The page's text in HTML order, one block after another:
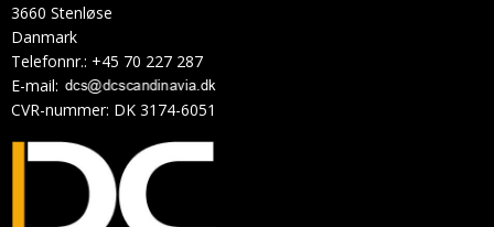
3660 Stenløse
Danmark
Telefonnr.: +45 70 227 287
E-mail:
CVR-nummer: DK 3174-6051